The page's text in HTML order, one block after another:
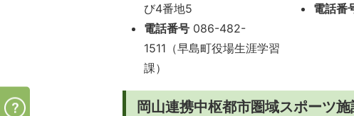
び4番地5
電話番号 086-482-
1511（早島町役場生涯学習
課）
電話番
岡山連携中枢都市圏域スポーツ